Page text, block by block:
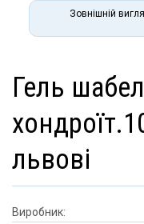
Зовнішній
гель шабельник з
львові
Виробник: